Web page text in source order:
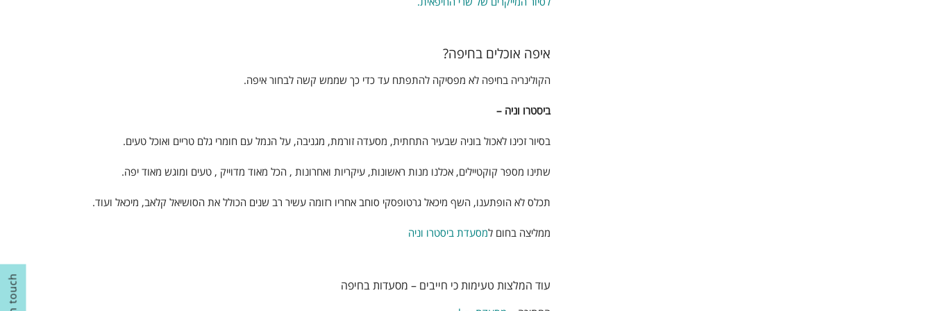
איפה אוכלים בחיפה?
הקולינריה בחיפה לא מפסיקה להתפתח עד כדי כך שממש קשה לבחור איפה.
ביסטרו וניה –
בסיור זכינו לאכול בוניה שבעיר התחתית, מסעדה זורמת, מגניבה, על הנמל עם חומרי גלם טריים ואוכל טעים.
שתינו מספר קוקטיילים, אכלנו מנות ראשונות, עיקריות ואחרונות , הכל מאוד מדוייק , טעים ומוגש מאוד יפה.
תכלס לא הופתענו, השף מיכאל גרטופסקי סוחב אחריו רזומה עשיר רב שנים הכולל את הסושיאל קלאב, מיכאל ועוד.
ממליצה בחום למסעדת ביסטרו וניה
עוד המלצות טעימות כי חייבים – מסעדות בחיפה